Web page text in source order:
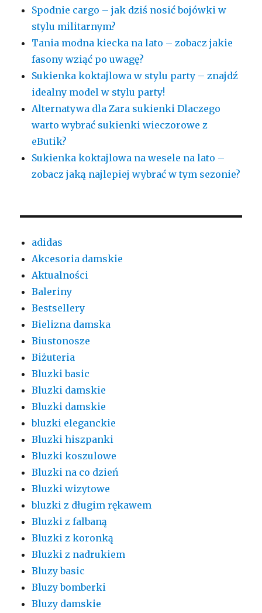
Spodnie cargo – jak dziś nosić bojówki w
stylu militarnym?
Tania modna kiecka na lato – zobacz jakie
fasony wziąć po uwagę?
Sukienka koktajlowa w stylu party – znajdź
idealny model w stylu party!
Alternatywa dla Zara sukienki Dlaczego
warto wybrać sukienki wieczorowe z
eButik?
Sukienka koktajlowa na wesele na lato –
zobacz jaką najlepiej wybrać w tym sezonie?
adidas
Akcesoria damskie
Aktualności
Baleriny
Bestsellery
Bielizna damska
Biustonosze
Biżuteria
Bluzki basic
Bluzki damskie
Bluzki damskie
bluzki eleganckie
Bluzki hiszpanki
Bluzki koszulowe
Bluzki na co dzień
Bluzki wizytowe
bluzki z długim rękawem
Bluzki z falbaną
Bluzki z koronką
Bluzki z nadrukiem
Bluzy basic
Bluzy bomberki
Bluzy damskie